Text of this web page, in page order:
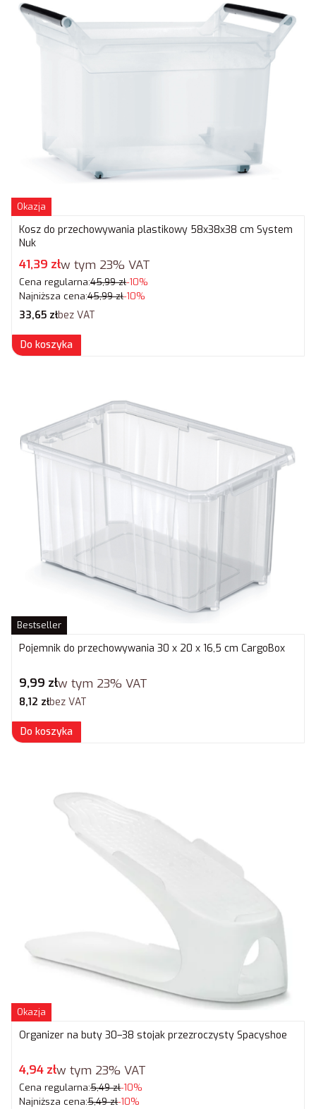
Okazja
Kosz do przechowywania plastikowy 58x38x38 cm System
Nuk
Cena promocyjna brutto
41,39 złw tym 23% VAT
Cena regularna:45,99 zł-10%
Najniższa cena:45,99 zł-10%
Cena netto
33,65 złbez VAT
Do koszyka
Bestseller
Pojemnik do przechowywania 30 x 20 x 16,5 cm CargoBox
Cena brutto
9,99 złw tym 23% VAT
Cena netto
8,12 złbez VAT
Do koszyka
Okazja
Organizer na buty 30–38 stojak przezroczysty Spacyshoe
Cena promocyjna brutto
4,94 złw tym 23% VAT
Cena regularna:5,49 zł-10%
Najniższa cena:5,49 zł-10%